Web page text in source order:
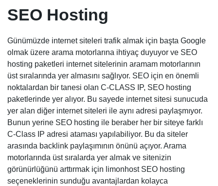
SEO Hosting
Günümüzde internet siteleri trafik almak için başta Google
olmak üzere arama motorlarına ihtiyaç duyuyor ve SEO
hosting paketleri internet sitelerinin aramam motorlarının
üst sıralarında yer almasını sağlıyor. SEO için en önemli
noktalardan bir tanesi olan C-CLASS IP, SEO hosting
paketlerinde yer alıyor. Bu sayede internet sitesi sunucuda
yer alan diğer internet siteleri ile aynı adresi paylaşmıyor.
Bunun yerine SEO hosting ile beraber her bir siteye farklı
C-Class IP adresi ataması yapılabiliyor. Bu da siteler
arasında backlink paylaşımının önünü açıyor. Arama
motorlarında üst sıralarda yer almak ve sitenizin
görünürlüğünü arttırmak için limonhost SEO hosting
seçeneklerinin sunduğu avantajlardan kolayca